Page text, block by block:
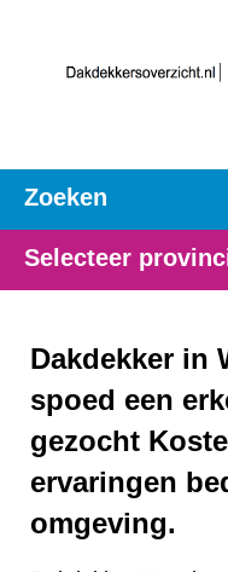
Zoeken
Selecteer
Dakdekker in
spoed een
gezocht
ervaringen
omgeving.